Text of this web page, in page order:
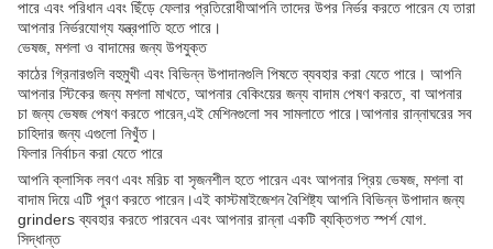
পারে এবং পরিধান এবং ছিঁড়ে ফেলার প্রতিরোধীআপনি তাদের উপর নির্ভর করতে পারেন যে তারা
আপনার নির্ভরযোগ্য যন্ত্রপাতি হতে পারে।
ভেষজ, মশলা ও বাদামের জন্য উপযুক্ত
কাঠের গ্রিনারগুলি বহুমুখী এবং বিভিন্ন উপাদানগুলি পিষতে ব্যবহার করা যেতে পারে। আপনি
আপনার স্টিকের জন্য মশলা মাখতে, আপনার বেকিংয়ের জন্য বাদাম পেষণ করতে, বা আপনার
চা জন্য ভেষজ পেষণ করতে পারেন,এই মেশিনগুলো সব সামলাতে পারে।আপনার রান্নাঘরের সব
চাহিদার জন্য এগুলো নিখুঁত।
ফিলার নির্বাচন করা যেতে পারে
আপনি ক্লাসিক লবণ এবং মরিচ বা সৃজনশীল হতে পারেন এবং আপনার প্রিয় ভেষজ, মশলা বা
বাদাম দিয়ে এটি পূরণ করতে পারেন।এই কাস্টমাইজেশন বৈশিষ্ট্য আপনি বিভিন্ন উপাদান জন্য
grinders ব্যবহার করতে পারবেন এবং আপনার রান্না একটি ব্যক্তিগত স্পর্শ যোগ.
সিদ্ধান্ত